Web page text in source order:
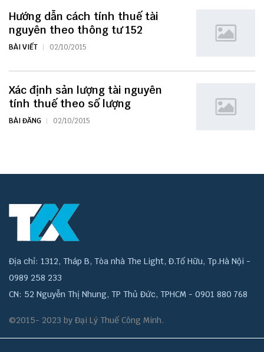
Hướng dẫn cách tính thuế tài
nguyên theo thông tư 152
BÀI VIẾT 02/10/2015
Xác định sản lượng tài nguyên
tính thuế theo số lượng
BÀI ĐĂNG 02/10/2015
Địa chỉ: 1312, Tháp B, Tòa nhà The Light, Đ.Tố Hữu, Tp.Hà Nội -
0989 258 233
CN: 52 Nguyễn Thị Nhung, TP Thủ Đức, TPHCM - 0901 880 768
©2015- 2023 by Đại Lý Thuế Công Minh.